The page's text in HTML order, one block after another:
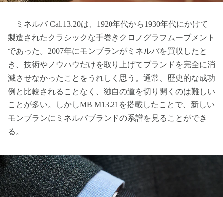
ミネルバ Cal.13.20は、1920年代から1930年代にかけて
製造されたクラシックな手巻きクロノグラフムーブメント
であった。2007年にモンブランがミネルバを買収したと
き、技術やノウハウだけを取り上げてブランドを完全に消
滅させなかったことをうれしく思う。通常、歴史的な成功
例と比較されることなく、独自の道を切り開くのは難しい
ことが多い。しかしMB M13.21を搭載したことで、新しい
モンブランにミネルバブランドの系譜を見ることができ
る。